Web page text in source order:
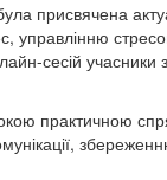
присвячена
управлінню
сесій учасники
практичною